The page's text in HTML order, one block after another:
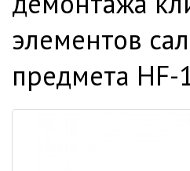
элементов
предмета HF-